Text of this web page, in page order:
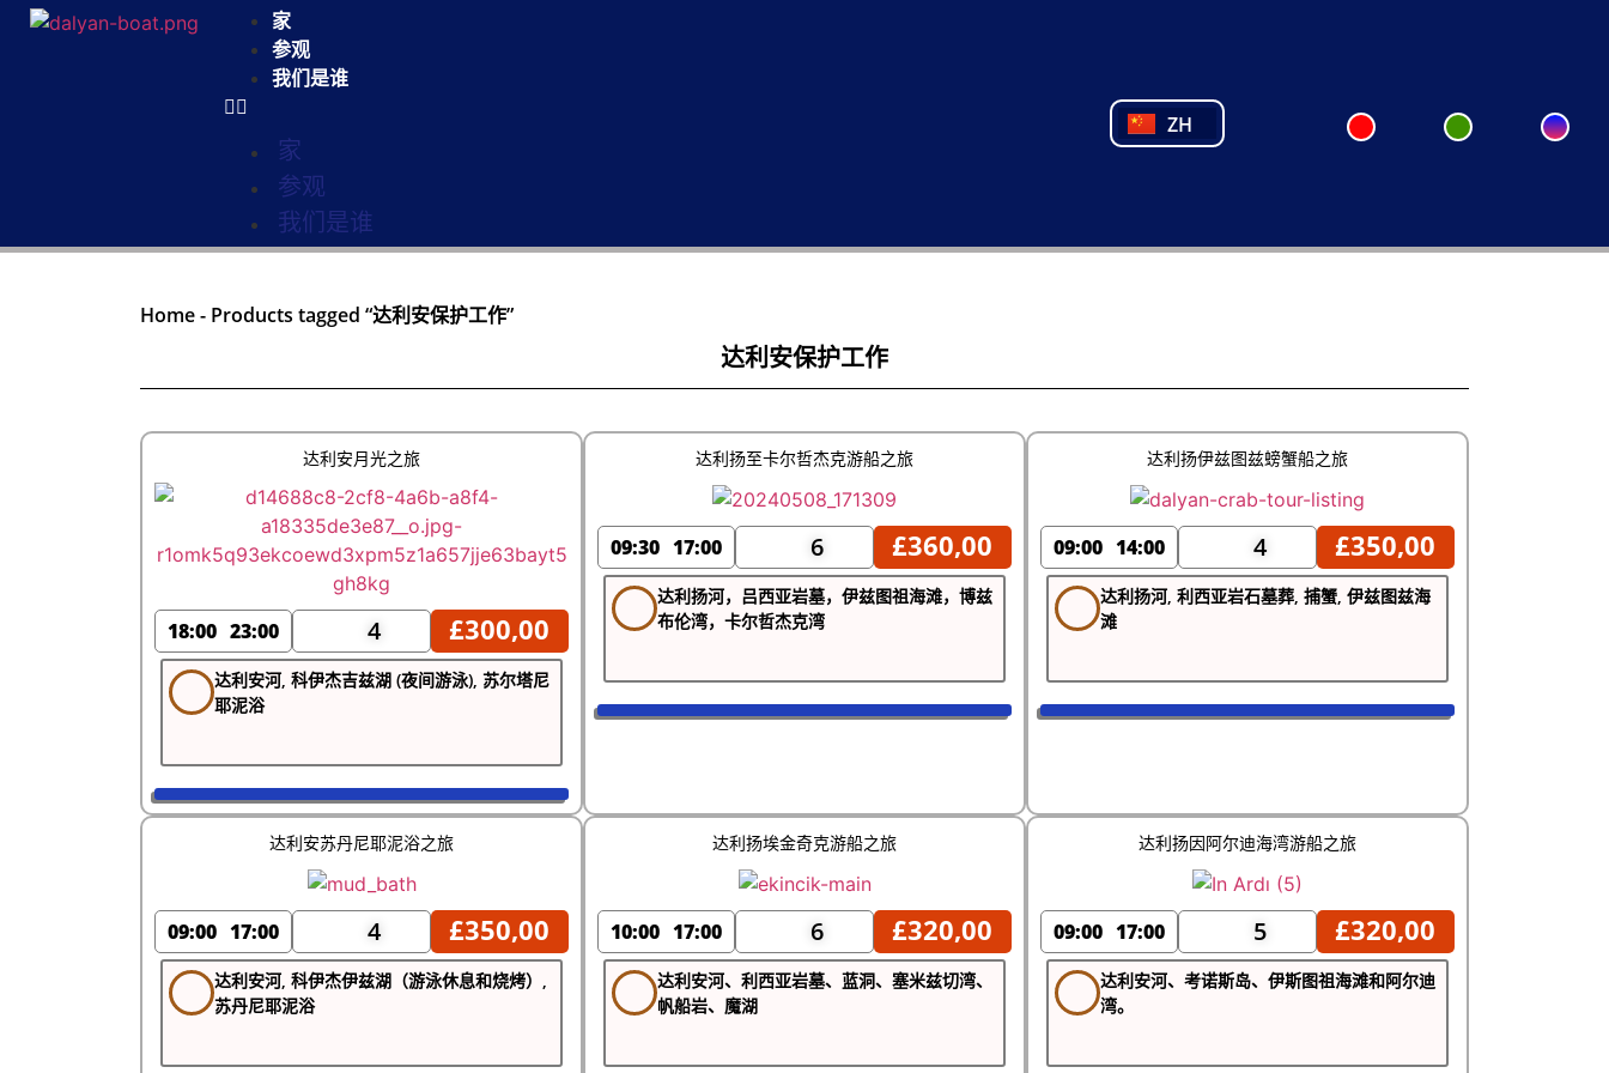
家
参观
我们是谁
家
参观
我们是谁
ZH
PT
TR
Home- Products tagged “达利安保护工作”
达利安保护工作
达利安月光之旅
18:00 23:00 4 £300,00
达利安河, 科伊杰吉兹湖 (夜间游泳), 苏尔塔尼
耶泥浴
达利扬至卡尔哲杰克游船之旅
09:30 17:00 6 £360,00
达利扬河，吕西亚岩墓，伊兹图祖海滩，博兹
布伦湾，卡尔哲杰克湾
达利扬伊兹图兹螃蟹船之旅
09:00 14:00 4 £350,00
达利扬河, 利西亚岩石墓葬, 捕蟹, 伊兹图兹海
滩
达利安苏丹尼耶泥浴之旅
09:00 17:00 4 £350,00
达利安河, 科伊杰伊兹湖（游泳休息和烧烤）,
苏丹尼耶泥浴
达利扬埃金奇克游船之旅
10:00 17:00 6 £320,00
达利安河、利西亚岩墓、蓝洞、塞米兹切湾、
帆船岩、魔湖
达利扬因阿尔迪海湾游船之旅
09:00 17:00 5 £320,00
达利安河、考诺斯岛、伊斯图祖海滩和阿尔迪
湾。